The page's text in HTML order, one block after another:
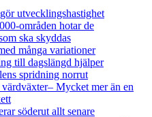
utvecklingshastighet
områden hotar de
ska skyddas
många variationer
till dagslängd hjälper
spridning norrut
Mycket mer än en
söderut allt senare